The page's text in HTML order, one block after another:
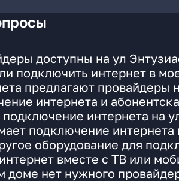
доступны на ул
подключить интернет в
предлагают провайдеры
интернета и
подключение интернета на
подключение интернета
оборудование для
вместе с ТВ или
доме нет нужного